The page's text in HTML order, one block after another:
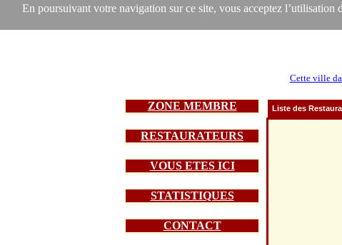
En poursuivant votre navigation sur ce site, vous acceptez l’utilisation
Cette ville
ZONE MEMBRE
RESTAURATEURS
VOUS ETES ICI
STATISTIQUES
CONTACT
Liste des